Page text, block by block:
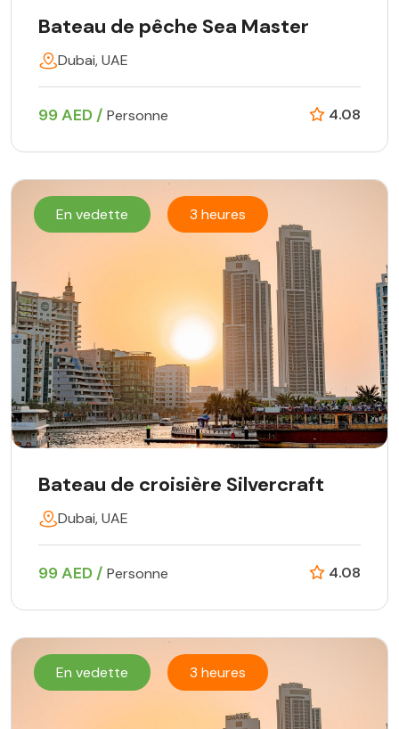
Bateau de pêche Sea Master
Dubai, UAE
99 AED / Personne 4.08
En vedette 3 heures
Bateau de croisière Silvercraft
Dubai, UAE
99 AED / Personne 4.08
En vedette 3 heures